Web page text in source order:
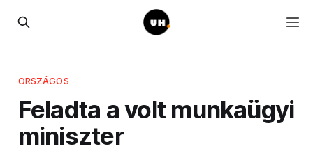
ORSZÁGOS
Feladta a volt munkaügyi
miniszter